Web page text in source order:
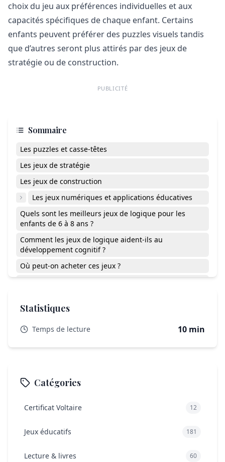
choix du jeu aux préférences individuelles et aux
capacités spécifiques de chaque enfant. Certains
enfants peuvent préférer des puzzles visuels tandis
que d’autres seront plus attirés par des jeux de
stratégie ou de construction.
PUBLICITÉ
Sommaire
Les puzzles et casse-têtes
Les jeux de stratégie
Les jeux de construction
Les jeux numériques et applications éducatives
Quels sont les meilleurs jeux de logique pour les
enfants de 6 à 8 ans ?
Comment les jeux de logique aident-ils au
développement cognitif ?
Où peut-on acheter ces jeux ?
Les jeux numériques sont-ils aussi efficaces que les
Comment choisir le bon jeu de logique pour mon
Statistiques
Temps de lecture 10 min
Catégories
Certificat Voltaire 12
Jeux éducatifs 181
Lecture & livres 60